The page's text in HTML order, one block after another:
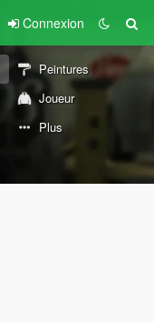
Connexion
Peintures
Joueur
Plus